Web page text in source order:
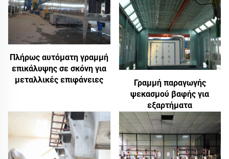
Πλήρως αυτόματη γραμμή
επικάλυψης σε σκόνη για
μεταλλικές επιφάνειες
Γραμμή παραγωγής
ψεκασμού βαφής για
εξαρτήματα